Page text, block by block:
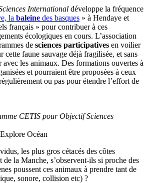
International développe la fréquence
la baleine des basques » à Hendaye et
français » pour contribuer à ces
écologiques en cours. L’association
de sciences participatives en voilier
cette faune sauvage déjà fragilisée, et sans
avec les animaux. Des formations ouvertes à
et pourraient être proposées à ceux
ou pas pour étendre l’effort de
CETIS pour Objectif Sciences
Océan
les plus gros cétacés des côtes
de la Manche, s’observent-ils si proche des
poussent ces animaux à prendre tant de
sonore, collision etc) ?